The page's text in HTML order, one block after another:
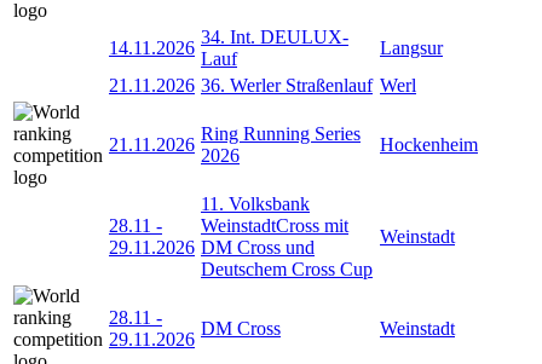
14.11.2026
34. Int. DEULUX-
Lauf
Langsur
21.11.2026 36. Werler Straßenlauf Werl
21.11.2026
Ring Running Series
2026
Hockenheim
28.11 -
29.11.2026
11. Volksbank
WeinstadtCross mit
DM Cross und
Deutschem Cross Cup
Weinstadt
28.11 -
29.11.2026
DM Cross Weinstadt